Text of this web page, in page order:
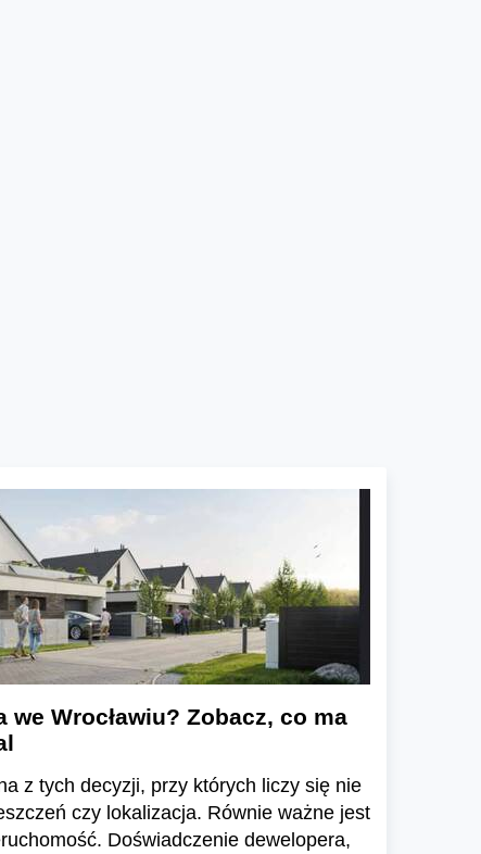
we Wrocławiu? Zobacz, co ma
z tych decyzji, przy których liczy się nie
czy lokalizacja. Równie ważne jest
Doświadczenie dewelopera,